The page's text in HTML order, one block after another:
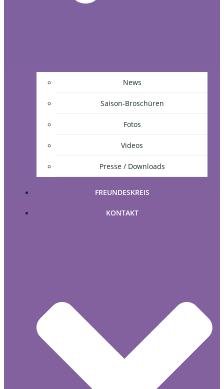
News
Saison-Broschüren
Fotos
Videos
Presse / Downloads
FREUNDESKREIS
KONTAKT